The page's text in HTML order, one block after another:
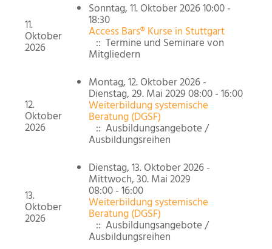
11.
Oktober
2026
Sonntag, 11. Oktober 2026 10:00 -
18:30
Access Bars® Kurse in Stuttgart
:: Termine und Seminare von
Mitgliedern
12.
Oktober
2026
Montag, 12. Oktober 2026 -
Dienstag, 29. Mai 2029 08:00 - 16:00
Weiterbildung systemische
Beratung (DGSF)
:: Ausbildungsangebote /
Ausbildungsreihen
13.
Oktober
2026
Dienstag, 13. Oktober 2026 -
Mittwoch, 30. Mai 2029
08:00 - 16:00
Weiterbildung systemische
Beratung (DGSF)
:: Ausbildungsangebote /
Ausbildungsreihen